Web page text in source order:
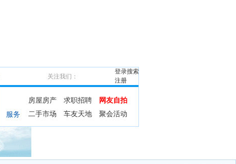
搜索
登录
注册
关注我们：
服务
房屋房产 求职招聘
网友自拍
二手市场
车友天地 聚会活动